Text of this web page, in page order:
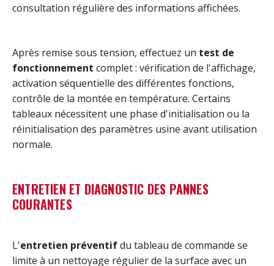
consultation régulière des informations affichées.
Après remise sous tension, effectuez un test de
fonctionnement complet : vérification de l'affichage,
activation séquentielle des différentes fonctions,
contrôle de la montée en température. Certains
tableaux nécessitent une phase d'initialisation ou la
réinitialisation des paramètres usine avant utilisation
normale.
ENTRETIEN ET DIAGNOSTIC DES PANNES
COURANTES
L'entretien préventifdu tableau de commande se
limite à un nettoyage régulier de la surface avec un